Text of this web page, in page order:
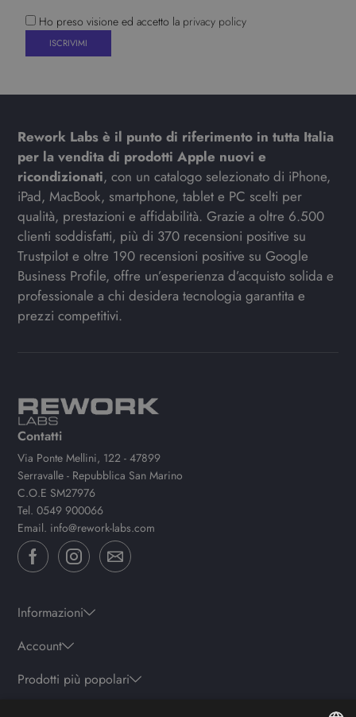
Ho preso visione ed accetto la privacy policy
Rework Labs è il punto di riferimento in tutta Italia
per la vendita di prodotti Apple nuovi e
ricondizionati, con un catalogo selezionato di iPhone,
iPad, MacBook, smartphone, tablet e PC scelti per
qualità, prestazioni e affidabilità. Grazie a oltre 6.500
clienti soddisfatti, più di 370 recensioni positive su
Trustpilot e oltre 190 recensioni positive su Google
Business Profile, offre un’esperienza d’acquisto solida e
professionale a chi desidera tecnologia garantita e
prezzi competitivi.
Contatti
Via Ponte Mellini, 122 - 47899
Serravalle - Repubblica San Marino
C.O.E SM27976
Tel.0549 900066
Email. info@rework-labs.com
Informazioni
Account
Prodotti più popolari